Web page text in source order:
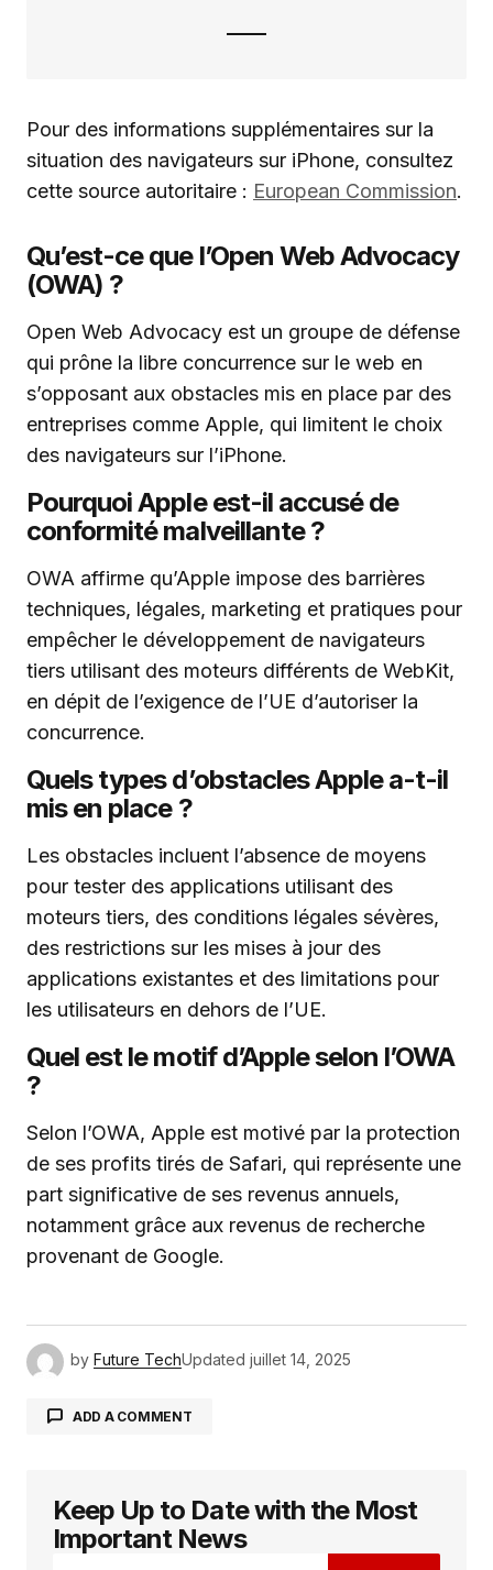
Pour des informations supplémentaires sur la
situation des navigateurs sur iPhone, consultez
cette source autoritaire : European Commission.
Qu’est-ce que l’Open Web Advocacy
(OWA) ?
Open Web Advocacy est un groupe de défense
qui prône la libre concurrence sur le web en
s’opposant aux obstacles mis en place par des
entreprises comme Apple, qui limitent le choix
des navigateurs sur l’iPhone.
Pourquoi Apple est-il accusé de
conformité malveillante ?
OWA affirme qu’Apple impose des barrières
techniques, légales, marketing et pratiques pour
empêcher le développement de navigateurs
tiers utilisant des moteurs différents de WebKit,
en dépit de l’exigence de l’UE d’autoriser la
concurrence.
Quels types d’obstacles Apple a-t-il
mis en place ?
Les obstacles incluent l’absence de moyens
pour tester des applications utilisant des
moteurs tiers, des conditions légales sévères,
des restrictions sur les mises à jour des
applications existantes et des limitations pour
les utilisateurs en dehors de l’UE.
Quel est le motif d’Apple selon l’OWA
?
Selon l’OWA, Apple est motivé par la protection
de ses profits tirés de Safari, qui représente une
part significative de ses revenus annuels,
notamment grâce aux revenus de recherche
provenant de Google.
by Future TechUpdated juillet 14, 2025
ADD A COMMENT
Votre adresse e-mail ne sera pas publiée. Les
champs obligatoires sont indiqués avec
Keep Up to Date with the Most
Important News